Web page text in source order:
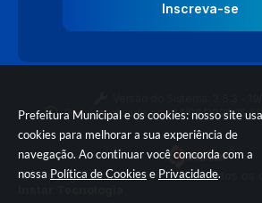
Prefeitura Municipal e os cookies: nosso site usa
cookies para melhorar a sua experiência de
navegação. Ao continuar você concorda com a
nossa Política de Cookies e Privacidade.
Inscreva-se
Portal atualizado em:04/08/2026 16:58
© Copyright Instar - 2006-2026. Todos os